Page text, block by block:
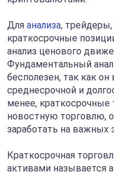
Для анализа,
краткосрочные
анализ ценового
Фундаментальный
бесполезен, так как
среднесрочной и
менее,
новостную торговлю,
заработать на важных
Краткосрочная
активами называется